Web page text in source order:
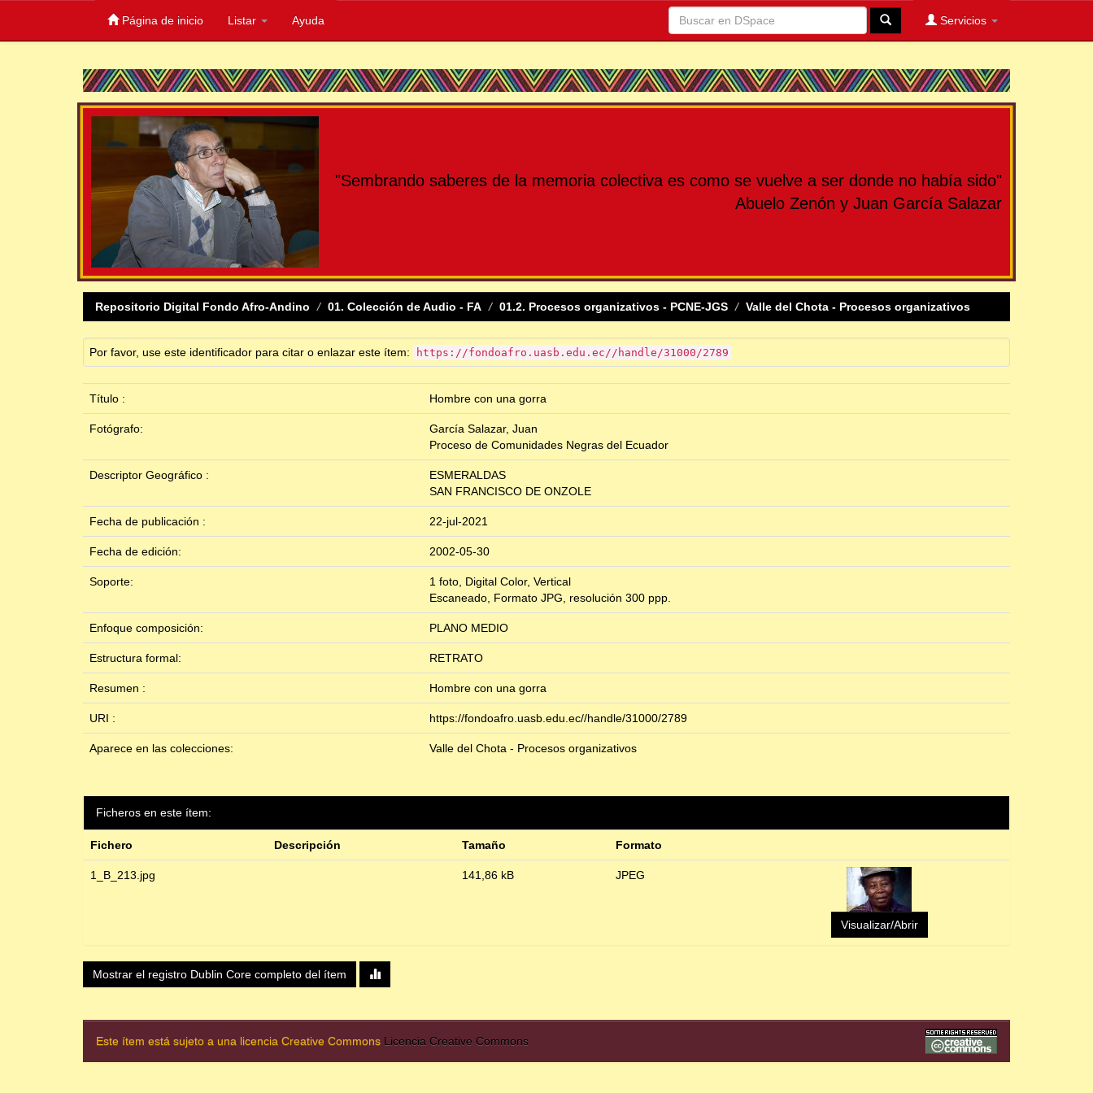
Página de inicio Listar Ayuda Servicios
"Sembrando saberes de la memoria colectiva es como se vuelve a ser donde no había sido"
Abuelo Zenón y Juan García Salazar
Repositorio Digital Fondo Afro-Andino 01. Colección de Audio - FA 01.2. Procesos organizativos - PCNE-JGS Valle del Chota - Procesos organizativos
Por favor, use este identificador para citar o enlazar este ítem: https://fondoafro.uasb.edu.ec//handle/31000/2789
Título : Hombre con una gorra
Fotógrafo:
García Salazar, Juan
Proceso de Comunidades Negras del Ecuador
Descriptor Geográfico :
ESMERALDAS
SAN FRANCISCO DE ONZOLE
Fecha de publicación : 22-jul-2021
Fecha de edición: 2002-05-30
Soporte:
1 foto, Digital Color, Vertical
Escaneado, Formato JPG, resolución 300 ppp.
Enfoque composición: PLANO MEDIO
Estructura formal: RETRATO
Resumen : Hombre con una gorra
URI : https://fondoafro.uasb.edu.ec//handle/31000/2789
Aparece en las colecciones: Valle del Chota - Procesos organizativos
Ficheros en este ítem:
Fichero Descripción Tamaño Formato
1_B_213.jpg 141,86 kB JPEG
Visualizar/Abrir
Mostrar el registro Dublin Core completo del ítem
Este ítem está sujeto a una licencia Creative Commons Licencia Creative Commons